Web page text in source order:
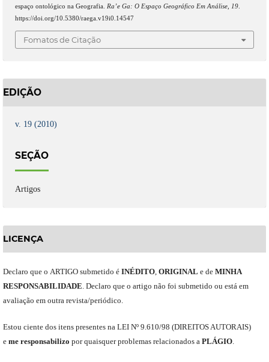
espaço ontológico na Geografia. Ra’e Ga: O Espaço Geográfico Em Análise, 19.
https://doi.org/10.5380/raega.v19i0.14547
Fomatos de Citação
EDIÇÃO
v. 19 (2010)
SEÇÃO
Artigos
LICENÇA
Declaro que o ARTIGO submetido é INÉDITO, ORIGINAL ede MINHA
RESPONSABILIDADE Declaro que o artigo não foi submetido ou está em
avaliação em outra revista/periódico.
Estou ciente dos itens presentes na LEI Nº 9.610/98 (DIREITOS AUTORAIS)
e meresponsabilizo por quaisquer problemas relacionados a PLÁGIO.